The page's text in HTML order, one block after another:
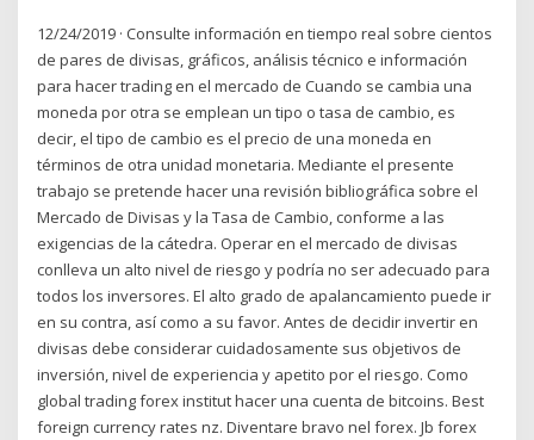
12/24/2019 · Consulte información en tiempo real sobre cientos
de pares de divisas, gráficos, análisis técnico e información
para hacer trading en el mercado de Cuando se cambia una
moneda por otra se emplean un tipo o tasa de cambio, es
decir, el tipo de cambio es el precio de una moneda en
términos de otra unidad monetaria. Mediante el presente
trabajo se pretende hacer una revisión bibliográfica sobre el
Mercado de Divisas y la Tasa de Cambio, conforme a las
exigencias de la cátedra. Operar en el mercado de divisas
conlleva un alto nivel de riesgo y podría no ser adecuado para
todos los inversores. El alto grado de apalancamiento puede ir
en su contra, así como a su favor. Antes de decidir invertir en
divisas debe considerar cuidadosamente sus objetivos de
inversión, nivel de experiencia y apetito por el riesgo. Como
global trading forex institut hacer una cuenta de bitcoins. Best
foreign currency rates nz. Diventare bravo nel forex. Jb forex